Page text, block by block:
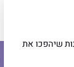
שיהפכו את